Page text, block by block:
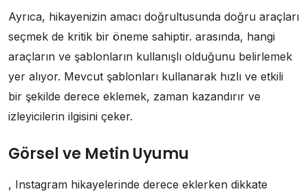
Ayrıca, hikayenizin amacı doğrultusunda doğru araçları
seçmek de kritik bir öneme sahiptir. arasında, hangi
araçların ve şablonların kullanışlı olduğunu belirlemek
yer alıyor. Mevcut şablonları kullanarak hızlı ve etkili
bir şekilde derece eklemek, zaman kazandırır ve
izleyicilerin ilgisini çeker.
Görsel ve Metin Uyumu
, Instagram hikayelerinde derece eklerken dikkate